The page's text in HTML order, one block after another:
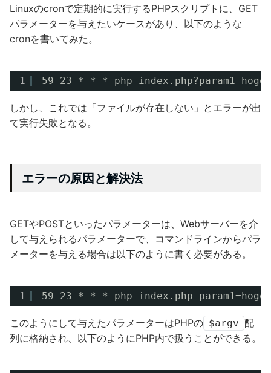
Linuxのcronで定期的に実行するPHPスクリプトに、GET
パラメーターを与えたいケースがあり、以下のような
cronを書いてみた。
1 59 23 * * * php
しかし、これでは「ファイルが存在しない」とエラーが出
て実行失敗となる。
エラーの原因と解決法
GETやPOSTといったパラメーターは、Webサーバーを介
して与えられるパラメーターで、コマンドラインからパラ
メーターを与える場合は以下のように書く必要がある。
1 59 23 * * * php index.php param1=hoge
このようにして与えたパラメーターはPHPの $argv 配
列に格納され、以下のようにPHP内で扱うことができる。